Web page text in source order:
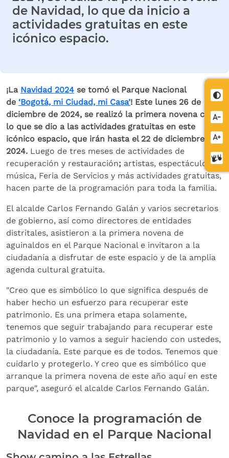
de
de Navidad, lo que da inicio a
actividades gratuitas en este
icónico espacio.
¡La Navidad 2024 se tomó el Parque Nacional
de ‘Bogotá, mi Ciudad, mi Casa’! Este lunes 26 de
diciembre de 2024, se realizó la primera novena con
lo que se dio a las actividades gratuitas en este
icónico espacio, que irán hasta el 22 de diciembre de
2024. Luego de tres meses de actividades de
recuperación y restauración; artistas, espectáculos,
música, Feria de Servicios y más actividades gratuitas,
hacen parte de la programación para toda la familia.
El alcalde Carlos Fernando Galán y varios secretarios
de gobierno, así como directores de entidades
distritales, asistieron a la primera novena de
aguinaldos en el Parque Nacional e invitaron a la
ciudadanía a disfrutar de este espacio y de la amplia
agenda cultural gratuita.
"Creo que es simbólico lo que significa después de
haber hecho un esfuerzo para recuperar este
patrimonio. Es una primera etapa solamente,
tenemos que seguir trabajando para recuperar este
patrimonio y lo vamos a seguir haciendo con ustedes,
la ciudadanía. Este parque es de todos. Tenemos que
cuidarlo y protegerlo. Y creo que es simbólico que
arranque la primera novena de este año aquí en este
parque", aseguró el alcalde Carlos Fernando Galán.
Conoce la programación de
Navidad en el Parque Nacional